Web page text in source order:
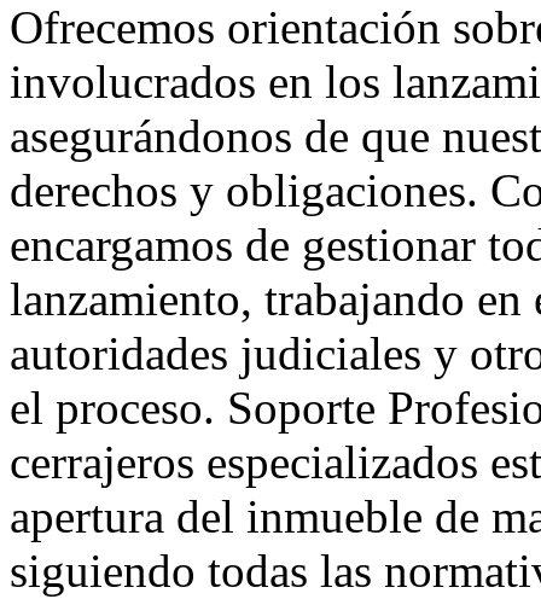
Ofrecemos orientación
involucrados en los
asegurándonos de que
derechos y obligaciones.
encargamos de gestionar
lanzamiento, trabajando en
autoridades judiciales y
el proceso. Soporte
cerrajeros especializados
apertura del inmueble de
siguiendo todas las